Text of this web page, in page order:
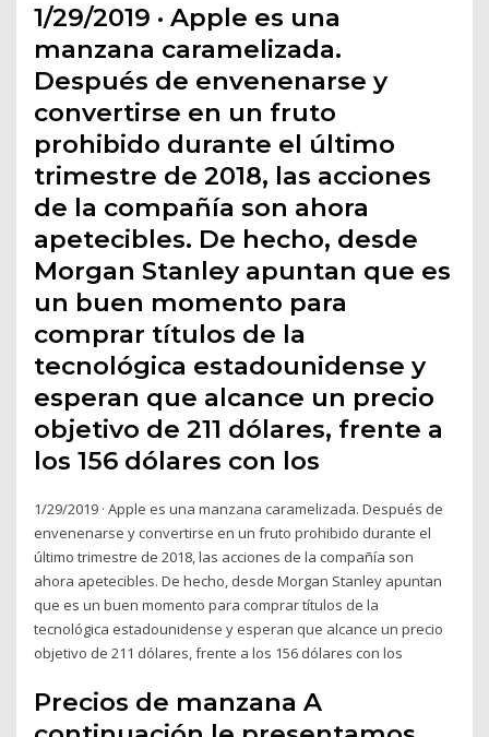
1/29/2019 · Apple es una
manzana caramelizada.
Después de envenenarse y
convertirse en un fruto
prohibido durante el último
trimestre de 2018, las acciones
de la compañía son ahora
apetecibles. De hecho, desde
Morgan Stanley apuntan que es
un buen momento para
comprar títulos de la
tecnológica estadounidense y
esperan que alcance un precio
objetivo de 211 dólares, frente a
los 156 dólares con los
1/29/2019 · Apple es una manzana caramelizada. Después de
envenenarse y convertirse en un fruto prohibido durante el
último trimestre de 2018, las acciones de la compañía son
ahora apetecibles. De hecho, desde Morgan Stanley apuntan
que es un buen momento para comprar títulos de la
tecnológica estadounidense y esperan que alcance un precio
objetivo de 211 dólares, frente a los 156 dólares con los
Precios de manzana A